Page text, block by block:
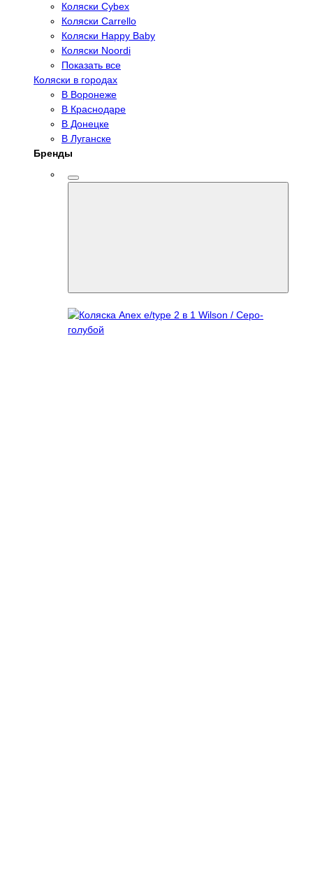
Коляски Cybex
Коляски Carrello
Коляски Happy Baby
Коляски Noordi
Показать все
Коляски в городах
В Воронеже
В Краснодаре
В Донецке
В Луганске
Бренды